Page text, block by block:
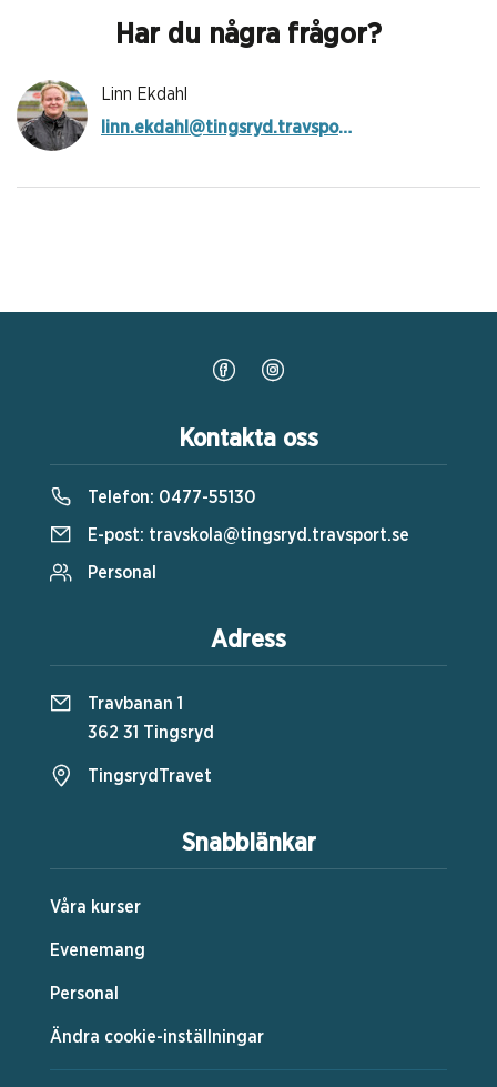
Har du några frågor?
Linn Ekdahl
linn.ekdahl@tingsryd.travsport.se
Snabblänkar
Våra kurser
Evenemang
Personal
Ändra cookie-inställningar
Kontakta oss
Telefon: 0477-55130
E-post: travskola@tingsryd.travsport.se
Personal
Adress
Travbanan 1
362 31 Tingsryd
TingsrydTravet